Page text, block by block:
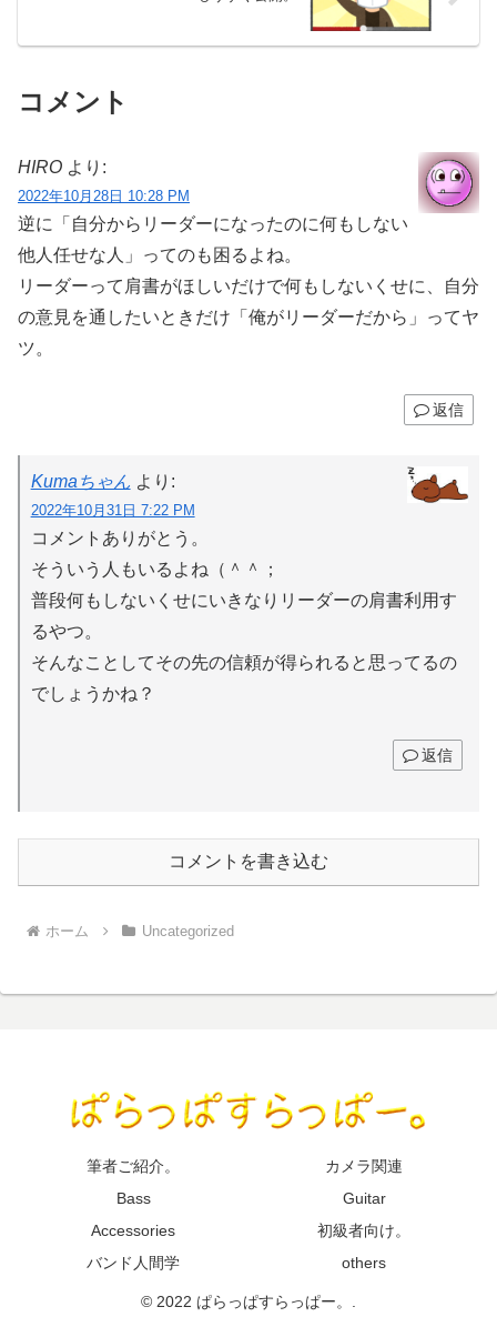
コメント
HIRO より:
2022年10月28日 10:28 PM
逆に「自分からリーダーになったのに何もしない
他人任せな人」ってのも困るよね。
リーダーって肩書がほしいだけで何もしないくせに、自分
の意見を通したいときだけ「俺がリーダーだから」ってヤ
ツ。
返信
Kumaちゃん より:
2022年10月31日 7:22 PM
コメントありがとう。
そういう人もいるよね（＾＾；
普段何もしないくせにいきなりリーダーの肩書利用す
るやつ。
そんなことしてその先の信頼が得られると思ってるの
でしょうかね？
返信
コメントを書き込む
ホーム Uncategorized
筆者ご紹介。
カメラ関連
Bass
Guitar
Accessories
初級者向け。
バンド人間学
others
© 2022 ぱらっぱすらっぱー。.